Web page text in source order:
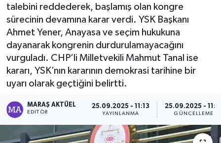
talebini reddederek, başlamış olan kongre
sürecinin devamına karar verdi. YSK Başkanı
Ahmet Yener, Anayasa ve seçim hukukuna
dayanarak kongrenin durdurulamayacağını
vurguladı. CHP’li Milletvekili Mahmut Tanal ise
kararı, YSK’nın kararının demokrasi tarihine bir
uyarı olarak geçtiğini belirtti.
MARAŞ AKTÜEL
EDITÖR
25.09.2025 - 11:13
YAYINLANMA
25.09.2025 -
GÜNCELLEME
Eğitim
Haber Arşivi